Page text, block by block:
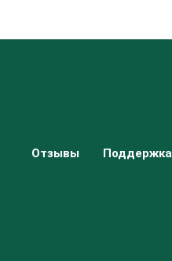
Отзывы Поддержка